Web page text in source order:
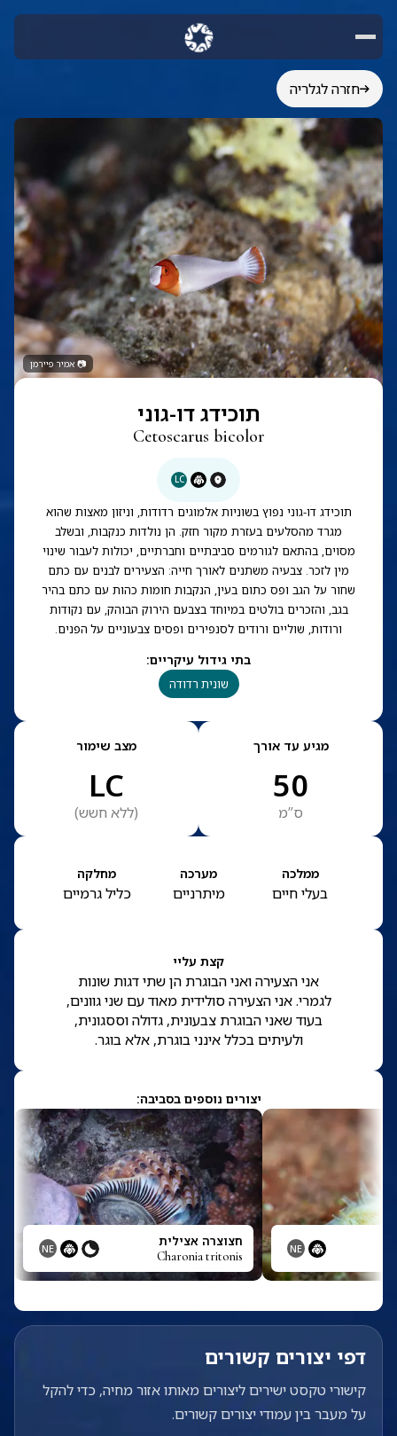
חזרה לגלריה
📷 אמיר פיירמן
תוכידג דו-גוני
Cetoscarus bicolor
LC
תוכידג דו-גוני נפוץ בשוניות אלמוגים רדודות, וניזון מאצות שהוא
מגרד מהסלעים בעזרת מקור חזק. הן נולדות כנקבות, ובשלב
מסוים, בהתאם לגורמים סביבתיים וחברתיים, יכולות לעבור שינוי
מין לזכר. צבעיה משתנים לאורך חייה: הצעירים לבנים עם כתם
שחור על הגב ופס כתום בעין, הנקבות חומות כהות עם כתם בהיר
בגב, והזכרים בולטים במיוחד בצבעם הירוק הבוהק, עם נקודות
ורודות, שוליים ורודים לסנפירים ופסים צבעוניים על הפנים.
בתי גידול עיקריים:
שונית רדודה
מגיע עד אורך
50
ס”מ
מצב שימור
LC
(ללא חשש)
ממלכה
בעלי חיים
מערכה
מיתרניים
מחלקה
כליל גרמיים
קצת עליי
אני הצעירה ואני הבוגרת הן שתי דגות שונות
לגמרי. אני הצעירה סולידית מאוד עם שני גוונים,
בעוד שאני הבוגרת צבעונית, גדולה וססגונית,
ולעיתים בכלל אינני בוגרת, אלא בוגר.
יצורים נוספים בסביבה:
NE חצוצרה אצילית
Charonia tritonis
NE
דפי יצורים קשורים
קישורי טקסט ישירים ליצורים מאותו אזור מחיה, כדי להקל
על מעבר בין עמודי יצורים קשורים.